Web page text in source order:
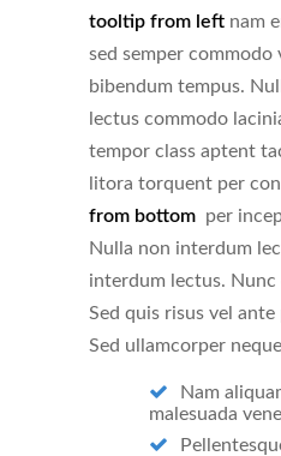
tooltip from left nam
sed semper commodo
bibendum tempus.
lectus commodo
tempor class aptent
litora torquent per
from bottom per
Nulla non interdum
interdum lectus. Nunc
Sed quis risus vel
Sed ullamcorper
Nam
malesuada